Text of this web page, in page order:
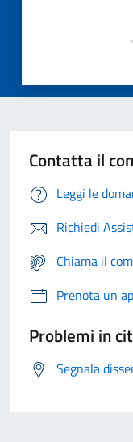
Contatta il
Leggi le
Richiedi
Chiama il
Prenota un
Problemi in
Segnala